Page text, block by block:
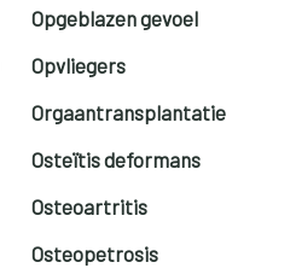
Opgeblazen gevoel
Opvliegers
Orgaantransplantatie
Osteïtis deformans
Osteoartritis
Osteopetrosis